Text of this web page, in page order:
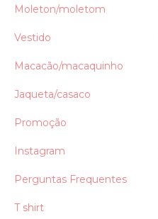
Moleton/moletom
Vestido
Macacão/macaquinho
Jaqueta/casaco
Promoção
Instagram
Perguntas Frequentes
T shirt